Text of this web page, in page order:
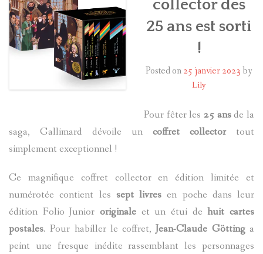
HARRY POTTER
LES ACTEURS
J.K. ROWLING
A PROPOS
collector des
25 ans est sorti
!
Posted on25 janvier 2023by
Lily
Pour fêter les 25 ansde la
saga, Gallimard dévoile un coffret collector tout
simplement exceptionnel !
Ce magnifique coffret collector en édition limitée et
numérotée contient les sept livres en poche dans leur
édition Folio Junior originale et un étui dehuit cartes
postales. Pour habiller le coffret,Jean-Claude Göttinga
peint une fresque inédite rassemblant les personnages